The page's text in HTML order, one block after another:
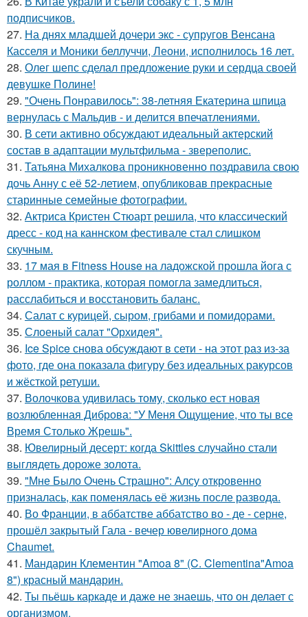
подписчиков.
27. На днях младшей дочери экс - супругов Венсана
Касселя и Моники беллуччи, Леони, исполнилось 16 лет.
28. Олег шепс сделал предложение руки и сердца своей
девушке Полине!
29. "Очень Понравилось": 38-летняя Екатерина шпица
вернулась с Мальдив - и делится впечатлениями.
30. В сети активно обсуждают идеальный актерский
состав в адаптации мультфильма - звереполис.
31. Татьяна Михалкова проникновенно поздравила свою
дочь Анну с её 52-летием, опубликовав прекрасные
старинные семейные фотографии.
32. Актриса Кристен Стюарт решила, что классический
дресс - код на каннском фестивале стал слишком
скучным.
33. 17 мая в Fitness House на ладожской прошла йога с
роллом - практика, которая помогла замедлиться,
расслабиться и восстановить баланс.
34. Салат с курицей, сыром, грибами и помидорами.
35. Слоеный салат "Орхидея".
36. Ice Spice снова обсуждают в сети - на этот раз из-за
фото, где она показала фигуру без идеальных ракурсов
и жёсткой ретуши.
37. Волочкова удивилась тому, сколько ест новая
возлюбленная Диброва: "У Меня Ощущение, что ты все
Время Столько Жрешь".
38. Ювелирный десерт: когда Skittles случайно стали
выглядеть дороже золота.
39. "Мне Было Очень Страшно": Алсу откровенно
призналась, как поменялась её жизнь после развода.
40. Во Франции, в аббатстве аббатство во - де - серне,
прошёл закрытый Гала - вечер ювелирного дома
Chaumet.
41. Мандарин Клементин "Amoa 8" (C. Clementina"Amoa
8") красный мандарин.
42. Ты пьёшь каркаде и даже не знаешь, что он делает с
организмом.